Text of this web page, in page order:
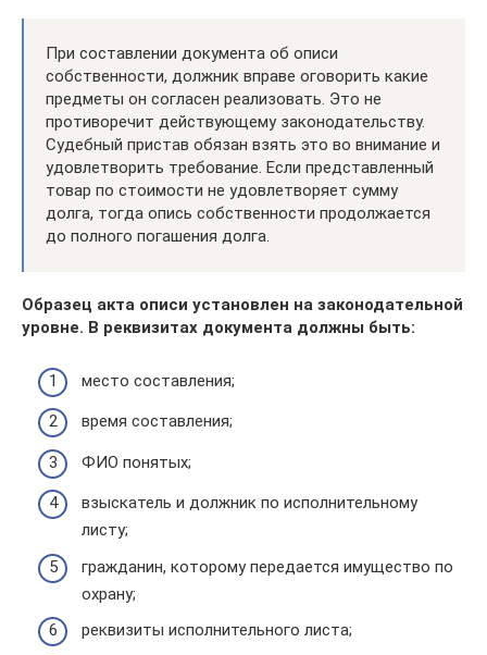
При составлении документа об описи
собственности, должник вправе оговорить какие
предметы он согласен реализовать. Это не
противоречит действующему законодательству.
Судебный пристав обязан взять это во внимание и
удовлетворить требование. Если представленный
товар по стоимости не удовлетворяет сумму
долга, тогда опись собственности продолжается
до полного погашения долга.
Образец акта описи установлен на законодательной
уровне. В реквизитах документа должны быть:
место составления;
время составления;
ФИО понятых;
взыскатель и должник по исполнительному
листу;
гражданин, которому передается имущество по
охрану;
реквизиты исполнительного листа;